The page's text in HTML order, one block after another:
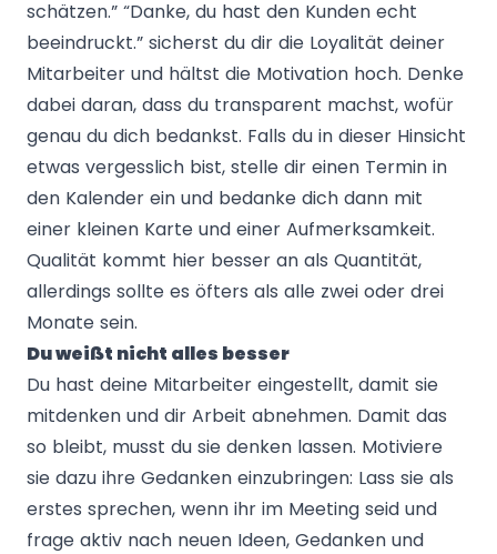
schätzen.” “Danke, du hast den Kunden echt
beeindruckt.” sicherst du dir die Loyalität deiner
Mitarbeiter und hältst die Motivation hoch. Denke
dabei daran, dass du transparent machst, wofür
genau du dich bedankst. Falls du in dieser Hinsicht
etwas vergesslich bist, stelle dir einen Termin in
den Kalender ein und bedanke dich dann mit
einer kleinen Karte und einer Aufmerksamkeit.
Qualität kommt hier besser an als Quantität,
allerdings sollte es öfters als alle zwei oder drei
Monate sein.
Du weißt nicht alles besser
Du hast deine Mitarbeiter eingestellt, damit sie
mitdenken und dir Arbeit abnehmen. Damit das
so bleibt, musst du sie denken lassen. Motiviere
sie dazu ihre Gedanken einzubringen: Lass sie als
erstes sprechen, wenn ihr im Meeting seid und
frage aktiv nach neuen Ideen, Gedanken und